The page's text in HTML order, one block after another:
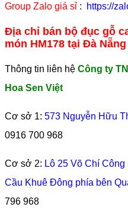
Group Zalo giá sỉ : https://
Địa chỉ bán bộ đục gỗ
món HM178 tại Đà Nẵng
Thông tin liên hệ Công ty
Hoa Sen Việt
Cơ sở 1: 573 Nguyễn Hữu
0916 700 968
Cơ sở 2: Lô 25 Võ Chí
Cầu Khuê Đông phía bên
796 968